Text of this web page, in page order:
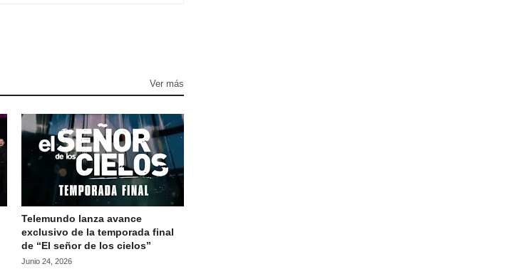
Ver más
Telemundo lanza avance
exclusivo de la temporada final
de “El señor de los cielos”
Junio 24, 2026